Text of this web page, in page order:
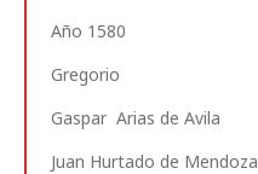
Año 1580
Gregorio
Gaspar Arias de Avila
Juan Hurtado de Mendoza